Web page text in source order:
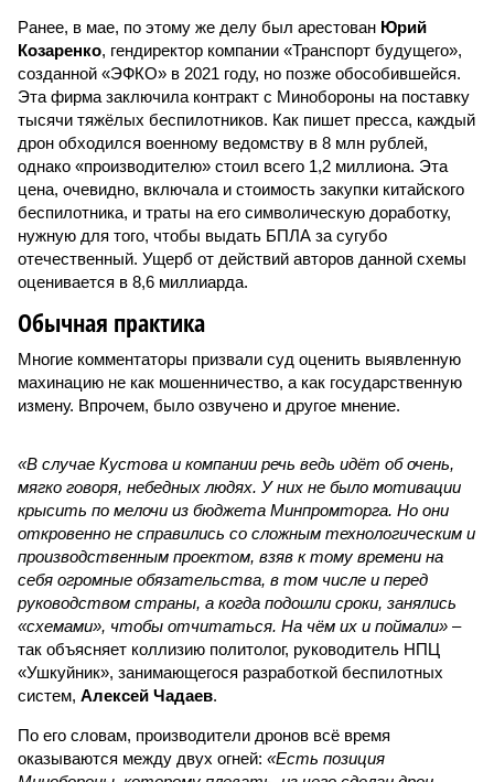
Ранее, в мае, по этому же делу был арестован Юрий
Козаренко, гендиректор компании «Транспорт будущего»,
созданной «ЭФКО» в 2021 году, но позже обособившейся.
Эта фирма заключила контракт с Минобороны на поставку
тысячи тяжёлых беспилотников. Как пишет пресса, каждый
дрон обходился военному ведомству в 8 млн рублей,
однако «производителю» стоил всего 1,2 миллиона. Эта
цена, очевидно, включала и стоимость закупки китайского
беспилотника, и траты на его символическую доработку,
нужную для того, чтобы выдать БПЛА за сугубо
отечественный. Ущерб от действий авторов данной схемы
оценивается в 8,6 миллиарда.
Обычная практика
Многие комментаторы призвали суд оценить выявленную
махинацию не как мошенничество, а как государственную
измену. Впрочем, было озвучено и другое мнение.
«В случае Кустова и компании речь ведь идёт об очень,
мягко говоря, небедных людях. У них не было мотивации
крысить по мелочи из бюджета Минпромторга. Но они
откровенно не справились со сложным технологическим и
производственным проектом, взяв к тому времени на
себя огромные обязательства, в том числе и перед
руководством страны, а когда подошли сроки, занялись
«схемами», чтобы отчитаться. На чём их и поймали» –
так объясняет коллизию политолог, руководитель НПЦ
«Ушкуйник», занимающегося разработкой беспилотных
систем, Алексей Чадаев.
По его словам, производители дронов всё время
оказываются между двух огней: «Есть позиция